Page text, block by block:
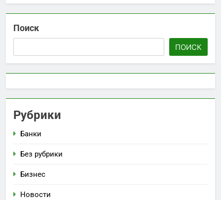
Поиск
ПОИСК
Рубрики
Банки
Без рубрики
Бизнес
Новости